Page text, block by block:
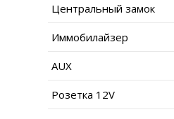
Центральный замок
Иммобилайзер
AUX
Розетка 12V